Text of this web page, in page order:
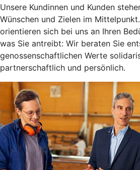
Unsere Kundinnen und Kunden
Wünschen und Zielen im
orientieren sich bei uns an Ihren
was Sie antreibt: Wir beraten Sie
genossenschaftlichen Werte
partnerschaftlich und persönlich.